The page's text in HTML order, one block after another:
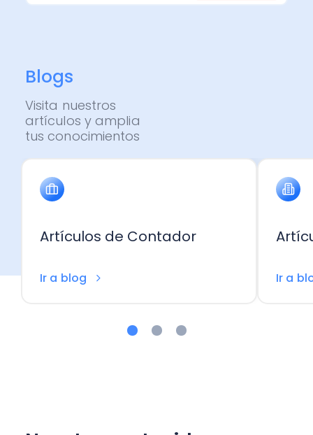
Autores
Blogs
Visita nuestros
artículos y amplia
tus conocimientos
Artículos de Contador
Ir a blog Ir a